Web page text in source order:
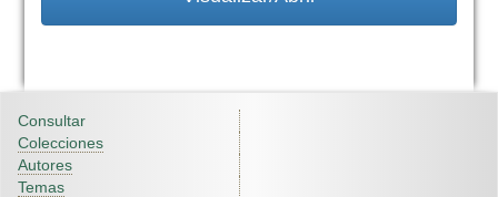
Consultar
Colecciones
Autores
Temas